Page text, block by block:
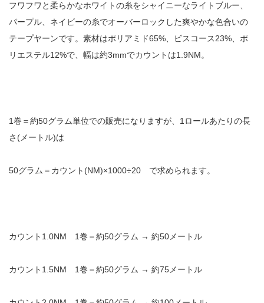
フワフワと柔らかなホワイトの糸をシャイニーなライトブルー、
パープル、ネイビーの糸でオーバーロックした爽やかな色合いの
テープヤーンです。素材はポリアミド65%、ビスコース23%、ポ
リエステル12%で、幅は約3mmでカウントは1.9NM。
1巻＝約50グラム単位での販売になりますが、1ロールあたりの長
さ(メートル)は
50グラム＝カウント(NM)×1000÷20 で求められます。
カウント1.0NM 1巻＝約50グラム → 約50メートル
カウント1.5NM 1巻＝約50グラム → 約75メートル